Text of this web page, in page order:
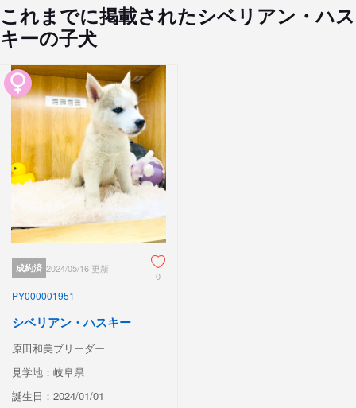
これまでに掲載されたシベリアン・ハス
キーの子犬
成約済 2024/05/16 更新
0
PY000001951
シベリアン・ハスキー
原田和美ブリーダー
見学地：岐阜県
誕生日：2024/01/01